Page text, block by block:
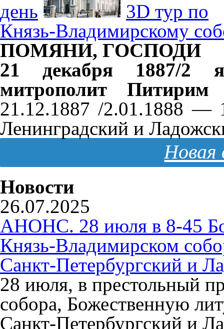
день
3D тур по
Князь-Владимирскому
ПОМЯНИ, ГОСПОДИ
21декабря 1887/2
митрополит Питирим
21.12.1887 /2.01.1888 —
Ленинградский и
Новая
Новости
26.07.2025
АНОНС. 28 июля в 8-45
Князь-Владимирском
Санкт-Петербургский и
28 июля, в престольный
собора, Божественную
Санкт-Петербургский и